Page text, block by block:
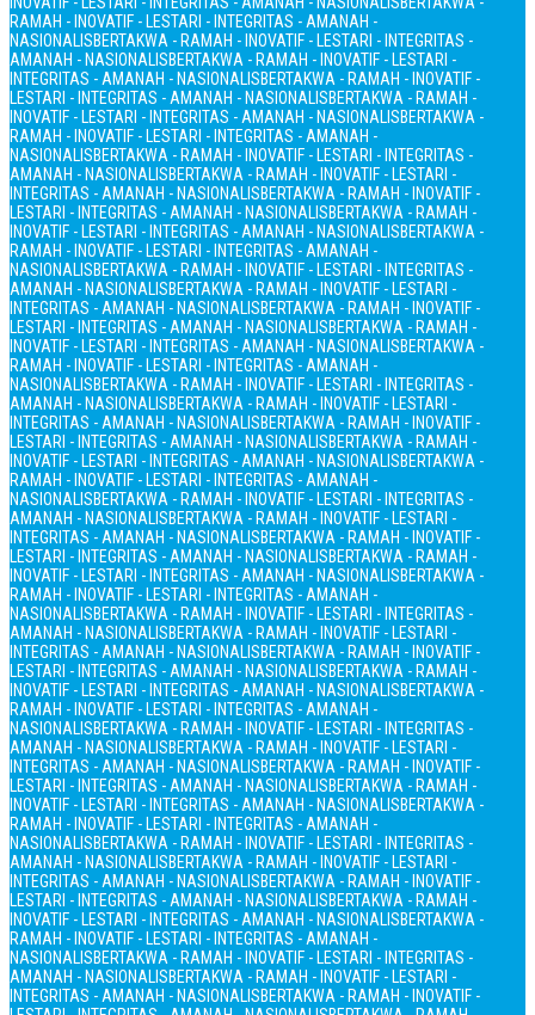
RAMAH - INOVATIF - LESTARI - INTEGRITAS - AMANAH -
NASIONALISBERTAKWA - RAMAH - INOVATIF - LESTARI - INTEGRITAS -
AMANAH - NASIONALISBERTAKWA - RAMAH - INOVATIF - LESTARI -
INTEGRITAS - AMANAH - NASIONALISBERTAKWA - RAMAH - INOVATIF -
LESTARI - INTEGRITAS - AMANAH - NASIONALISBERTAKWA - RAMAH -
INOVATIF - LESTARI - INTEGRITAS - AMANAH - NASIONALISBERTAKWA -
RAMAH - INOVATIF - LESTARI - INTEGRITAS - AMANAH -
NASIONALISBERTAKWA - RAMAH - INOVATIF - LESTARI - INTEGRITAS -
AMANAH - NASIONALISBERTAKWA - RAMAH - INOVATIF - LESTARI -
INTEGRITAS - AMANAH - NASIONALISBERTAKWA - RAMAH - INOVATIF -
LESTARI - INTEGRITAS - AMANAH - NASIONALISBERTAKWA - RAMAH -
INOVATIF - LESTARI - INTEGRITAS - AMANAH - NASIONALISBERTAKWA -
RAMAH - INOVATIF - LESTARI - INTEGRITAS - AMANAH -
NASIONALISBERTAKWA - RAMAH - INOVATIF - LESTARI - INTEGRITAS -
AMANAH - NASIONALISBERTAKWA - RAMAH - INOVATIF - LESTARI -
INTEGRITAS - AMANAH - NASIONALISBERTAKWA - RAMAH - INOVATIF -
LESTARI - INTEGRITAS - AMANAH - NASIONALISBERTAKWA - RAMAH -
INOVATIF - LESTARI - INTEGRITAS - AMANAH - NASIONALISBERTAKWA -
RAMAH - INOVATIF - LESTARI - INTEGRITAS - AMANAH -
NASIONALISBERTAKWA - RAMAH - INOVATIF - LESTARI - INTEGRITAS -
AMANAH - NASIONALISBERTAKWA - RAMAH - INOVATIF - LESTARI -
INTEGRITAS - AMANAH - NASIONALISBERTAKWA - RAMAH - INOVATIF -
LESTARI - INTEGRITAS - AMANAH - NASIONALISBERTAKWA - RAMAH -
INOVATIF - LESTARI - INTEGRITAS - AMANAH - NASIONALISBERTAKWA -
RAMAH - INOVATIF - LESTARI - INTEGRITAS - AMANAH -
NASIONALISBERTAKWA - RAMAH - INOVATIF - LESTARI - INTEGRITAS -
AMANAH - NASIONALISBERTAKWA - RAMAH - INOVATIF - LESTARI -
INTEGRITAS - AMANAH - NASIONALISBERTAKWA - RAMAH - INOVATIF -
LESTARI - INTEGRITAS - AMANAH - NASIONALISBERTAKWA - RAMAH -
INOVATIF - LESTARI - INTEGRITAS - AMANAH - NASIONALISBERTAKWA -
RAMAH - INOVATIF - LESTARI - INTEGRITAS - AMANAH -
NASIONALISBERTAKWA - RAMAH - INOVATIF - LESTARI - INTEGRITAS -
AMANAH - NASIONALISBERTAKWA - RAMAH - INOVATIF - LESTARI -
INTEGRITAS - AMANAH - NASIONALISBERTAKWA - RAMAH - INOVATIF -
LESTARI - INTEGRITAS - AMANAH - NASIONALISBERTAKWA - RAMAH -
INOVATIF - LESTARI - INTEGRITAS - AMANAH - NASIONALISBERTAKWA -
RAMAH - INOVATIF - LESTARI - INTEGRITAS - AMANAH -
NASIONALISBERTAKWA - RAMAH - INOVATIF - LESTARI - INTEGRITAS -
AMANAH - NASIONALISBERTAKWA - RAMAH - INOVATIF - LESTARI -
INTEGRITAS - AMANAH - NASIONALISBERTAKWA - RAMAH - INOVATIF -
LESTARI - INTEGRITAS - AMANAH - NASIONALISBERTAKWA - RAMAH -
INOVATIF - LESTARI - INTEGRITAS - AMANAH - NASIONALISBERTAKWA -
RAMAH - INOVATIF - LESTARI - INTEGRITAS - AMANAH -
NASIONALISBERTAKWA - RAMAH - INOVATIF - LESTARI - INTEGRITAS -
AMANAH - NASIONALISBERTAKWA - RAMAH - INOVATIF - LESTARI -
INTEGRITAS - AMANAH - NASIONALISBERTAKWA - RAMAH - INOVATIF -
LESTARI - INTEGRITAS - AMANAH - NASIONALISBERTAKWA - RAMAH -
INOVATIF - LESTARI - INTEGRITAS - AMANAH - NASIONALISBERTAKWA -
RAMAH - INOVATIF - LESTARI - INTEGRITAS - AMANAH -
NASIONALISBERTAKWA - RAMAH - INOVATIF - LESTARI - INTEGRITAS -
AMANAH - NASIONALISBERTAKWA - RAMAH - INOVATIF - LESTARI -
INTEGRITAS - AMANAH - NASIONALISBERTAKWA - RAMAH - INOVATIF -